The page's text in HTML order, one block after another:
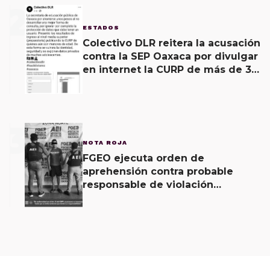
2 ESTADOS
Colectivo DLR reitera la acusación
contra la SEP Oaxaca por divulgar
en internet la CURP de más de 30
3 NOTA ROJA
FGEO ejecuta orden de
aprehensión contra probable
responsable de violación